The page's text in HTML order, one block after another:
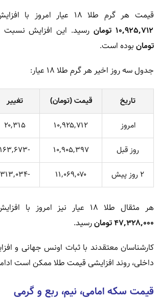
قیمت هر گرم طلا ۱۸ عیار امروز با افزایش
۱۰,۹۲۵,۷۱۲ تومان
رسید. این افزایش نسبت
تومان بوده است.
جدول سه روز اخیر هر گرم طلا ۱۸ عیار:
تاریخ قیمت (تومان) تغییر
امروز
۱۰,۹۲۵,۷۱۲ ۲۰,۳۱۵
روز قبل
۱۰,۹۰۵,۳۹۷ -۱۶۳,۶۷۳
۲ روز پیش
۱۱,۰۶۹,۰۷۰ -۳۱۳,۰۳۴
هر مثقال طلا ۱۸ عیار نیز امروز با افزایش
۴۷,۳۲۸,۰۰۰ تومان
رسید.
کارشناسان معتقدند با ثبات اونس جهانی و
داخلی، روند افزایشی قیمت طلا ممکن است
قیمت سکه امامی، نیم، ربع و گرمی